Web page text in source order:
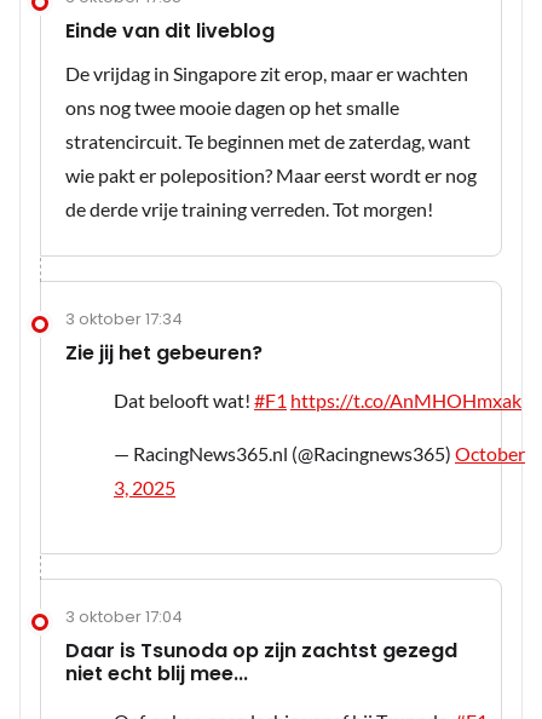
Einde van dit liveblog
De vrijdag in Singapore zit erop, maar er wachten
ons nog twee mooie dagen op het smalle
stratencircuit. Te beginnen met de zaterdag, want
wie pakt er poleposition? Maar eerst wordt er nog
de derde vrije training verreden. Tot morgen!
3 oktober 17:34
Zie jij het gebeuren?
Dat belooft wat! #F1 https://t.co/AnMHOHmxak
— RacingNews365.nl (@Racingnews365) October
3, 2025
3 oktober 17:04
Daar is Tsunoda op zijn zachtst gezegd
niet echt blij mee...